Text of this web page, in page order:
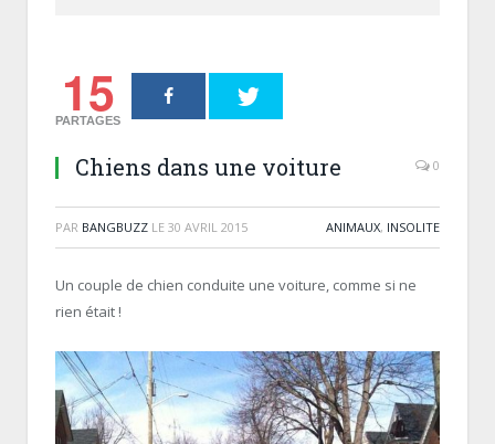
15
PARTAGES
Chiens dans une voiture 0
PAR BANGBUZZ LE 30 AVRIL 2015 ANIMAUX, INSOLITE
Un couple de chien conduite une voiture, comme si ne
rien était !